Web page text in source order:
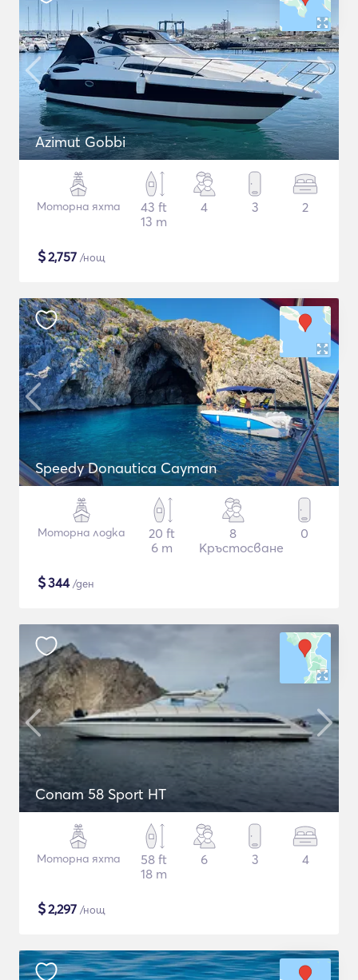
Azimut Gobbi
Моторна яхта
43 ft
13 m
4 3 2
$2,757 /нощ
Speedy Donautica Cayman
Моторна лодка
20 ft
6 m
8
Кръстосване
0
$344/ден
Conam 58 Sport HT
Моторна яхта
58 ft
18 m
6 3 4
$2,297 /нощ